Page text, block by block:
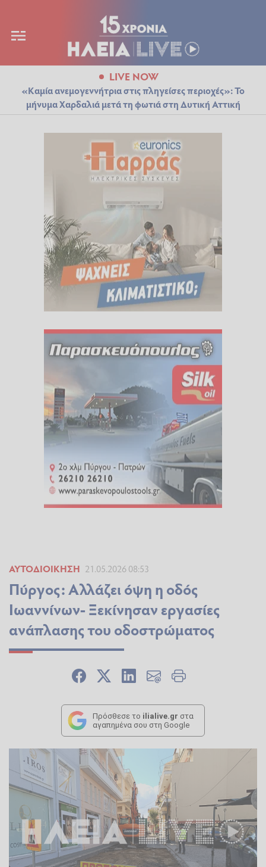
LIVE NOW
«Καμία ανεμογεννήτρια στις πληγείσες περιοχές»: Το
μήνυμα Χαρδαλιά μετά τη φωτιά στη Δυτική Αττική
ΑΥΤΟΔΙΟΊΚΗΣΗ 21.05.2026 08:53
Πύργος: Αλλάζει όψη η οδός
Ιωαννίνων- Ξεκίνησαν εργασίες
ανάπλασης του οδοστρώματος
Πρόσθεσε το ilialive.gr στα
αγαπημένα σου στη Google